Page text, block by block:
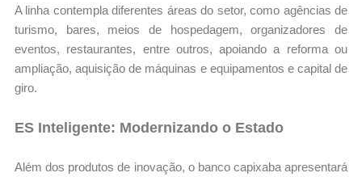
A linha contempla diferentes áreas do setor, como agências de
turismo, bares, meios de hospedagem, organizadores de
eventos, restaurantes, entre outros, apoiando a reforma ou
ampliação, aquisição de máquinas e equipamentos e capital de
giro.
ES Inteligente: Modernizando o Estado
Além dos produtos de inovação, o banco capixaba apresentará